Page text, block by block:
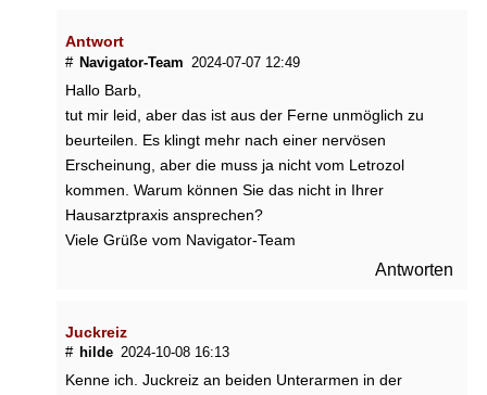
Antwort
# Navigator-Team 2024-07-07 12:49
Hallo Barb,
tut mir leid, aber das ist aus der Ferne unmöglich zu
beurteilen. Es klingt mehr nach einer nervösen
Erscheinung, aber die muss ja nicht vom Letrozol
kommen. Warum können Sie das nicht in Ihrer
Hausarztpraxis ansprechen?
Viele Grüße vom Navigator-Team
Antworten
Juckreiz
# hilde 2024-10-08 16:13
Kenne ich. Juckreiz an beiden Unterarmen in der
g
e
g
e
n
K
e
b
s
s
s